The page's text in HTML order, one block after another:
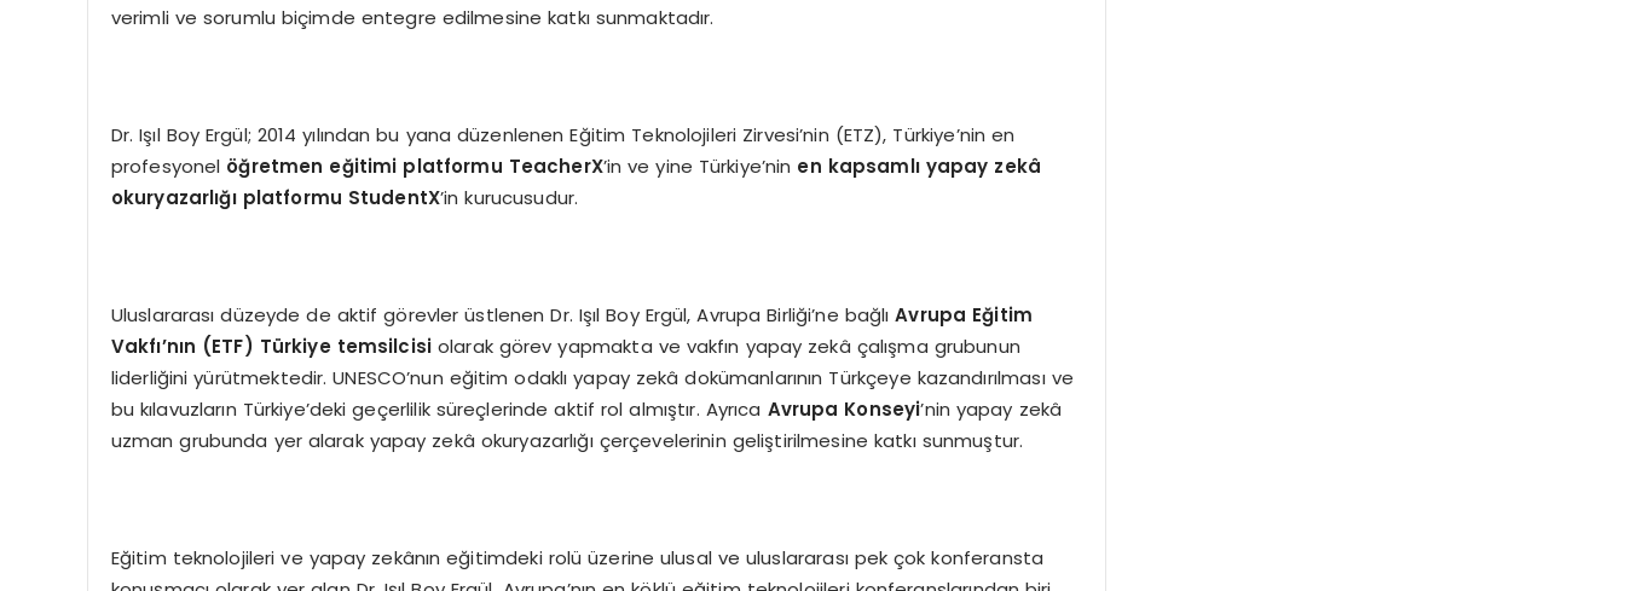
verimli ve sorumlu biçimde entegre edilmesine katkı sunmaktadır.
Dr. Işıl Boy Ergül; 2014 yılından bu yana düzenlenen Eğitim Teknolojileri Zirvesi’nin (ETZ), Türkiye’nin en
profesyonel öğretmen eğitimi platformu TeacherX’in ve yine Türkiye’nin en kapsamlı yapay zekâ
okuryazarlığı platformu StudentX’in kurucusudur.
Uluslararası düzeyde de aktif görevler üstlenen Dr. Işıl Boy Ergül, Avrupa Birliği’ne bağlıAvrupa Eğitim
Vakfı’nın (ETF) Türkiye temsilcisi olarak görev yapmakta ve vakfın yapay zekâ çalışma grubunun
liderliğini yürütmektedir. UNESCO’nun eğitim odaklı yapay zekâ dokümanlarının Türkçeye kazandırılması ve
bu kılavuzların Türkiye’deki geçerlilik süreçlerinde aktif rol almıştır. Ayrıca Avrupa Konseyi’nin yapay zekâ
uzman grubunda yer alarak yapay zekâ okuryazarlığı çerçevelerinin geliştirilmesine katkı sunmuştur.
Eğitim teknolojileri ve yapay zekânın eğitimdeki rolü üzerine ulusal ve uluslararası pek çok konferansta